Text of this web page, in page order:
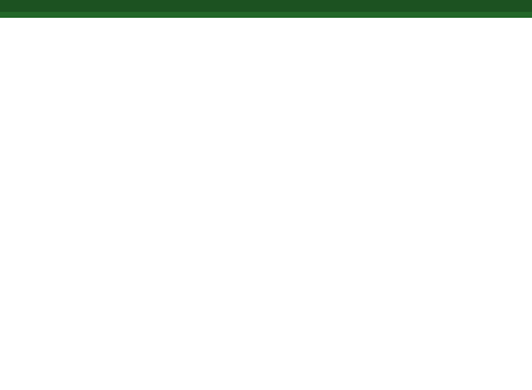
Skip to main content